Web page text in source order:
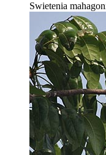
Swietenia